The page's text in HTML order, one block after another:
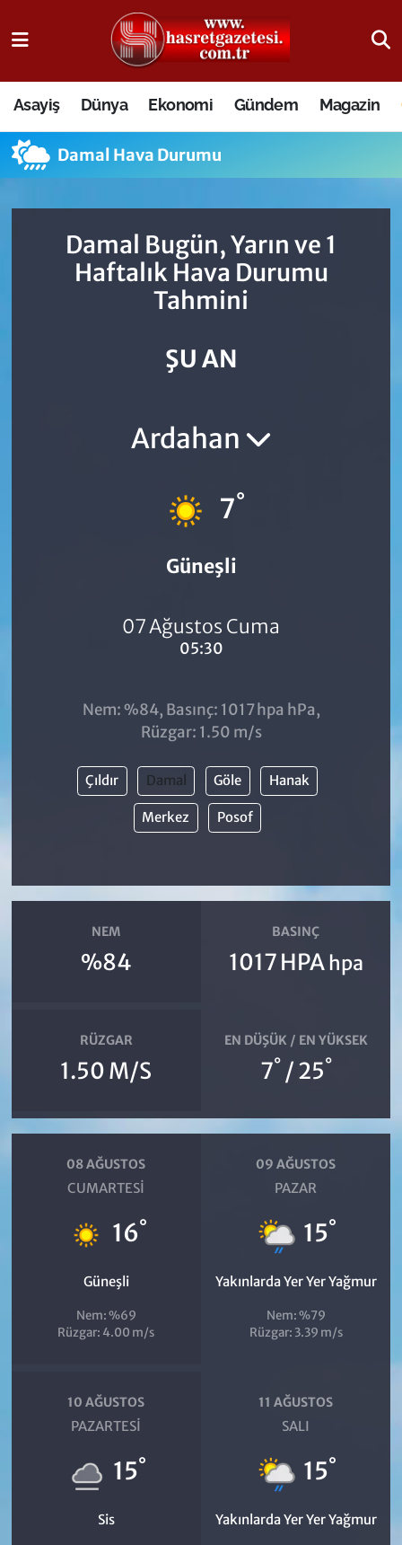
Asayiş Dünya Ekonomi Gündem Magazin
Damal Hava Durumu
Damal Bugün, Yarın ve 1
Haftalık Hava Durumu
Tahmini
ŞU AN
Ardahan
7°
Güneşli
07 Ağustos Cuma
05:30
Nem: %84, Basınç: 1017 hpa hPa,
Rüzgar: 1.50 m/s
Çıldır Damal Göle Hanak
Merkez Posof
NEM
%84
BASINÇ
1017 HPA hpa
RÜZGAR
1.50 M/S
EN DÜŞÜK / EN YÜKSEK
7° / 25°
08 AĞUSTOS
CUMARTESI
16°
Güneşli
Nem: %69
Rüzgar: 4.00 m/s
09 AĞUSTOS
PAZAR
15°
Yakınlarda Yer Yer Yağmur
Nem: %79
Rüzgar: 3.39 m/s
10 AĞUSTOS
PAZARTESI
15°
Sis
11 AĞUSTOS
SALI
15°
Yakınlarda Yer Yer Yağmur
Osmaniye Nöbetçi Eczaneler
Osmaniye Hava Durumu
Osmaniye Trafik Yoğunluk Haritası
Süper Lig Puan Durumu ve Fikstür
Tüm Manşetler
Son Dakika Haberleri